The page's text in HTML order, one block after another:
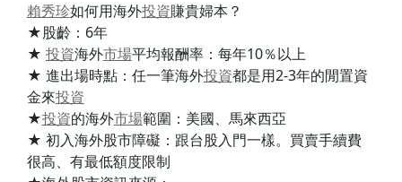
賴秀珍如何用海外投資賺貴婦本？
★股齡：6年
★ 投資海外市場平均報酬率：每年10％以上
★ 進出場時點：任一筆海外投資都是用2-3年的閒置資
金來投資
★投資的海外市場範圍：美國、馬來西亞
★ 初入海外股市障礙：跟台股入門一樣。買賣手續費
很高、有最低額度限制